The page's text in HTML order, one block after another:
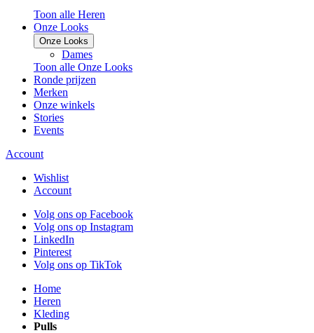
Toon alle Heren
Onze Looks
Onze Looks
Dames
Toon alle Onze Looks
Ronde prijzen
Merken
Onze winkels
Stories
Events
Account
Wishlist
Account
Volg ons op Facebook
Volg ons op Instagram
LinkedIn
Pinterest
Volg ons op TikTok
Home
Heren
Kleding
Pulls